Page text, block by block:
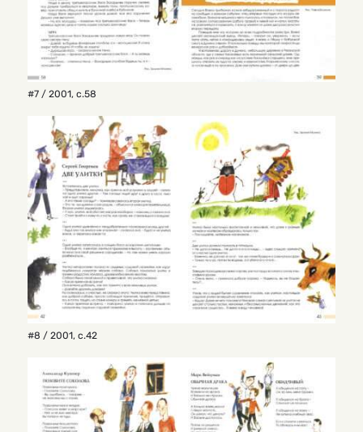
#7 / 2001, с.58
#8 / 2001, с.42